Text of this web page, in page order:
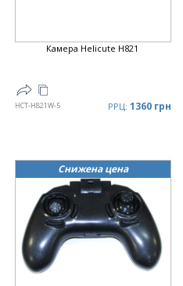
Камера Helicute H821
HCT-H821W-5 РРЦ: 1360 грн
Снижена цена